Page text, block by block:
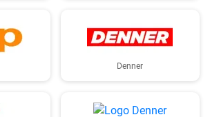
Denner